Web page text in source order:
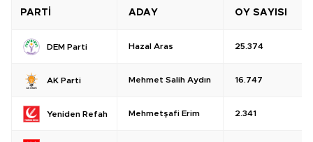
PARTİ ADAY OY SAYISI
DEM Parti Hazal Aras 25.374
AK Parti Mehmet Salih Aydın 16.747
Yeniden Refah Mehmetşafi Erim 2.341